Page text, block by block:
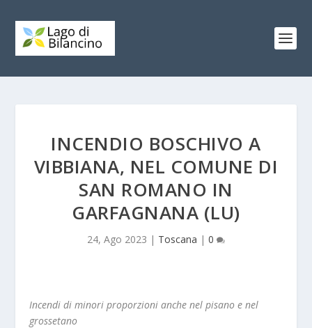
INCENDIO BOSCHIVO A
VIBBIANA, NEL COMUNE DI
SAN ROMANO IN
GARFAGNANA (LU)
24, Ago 2023 | Toscana | 0
Incendi di minori proporzioni anche nel pisano e nel
grossetano